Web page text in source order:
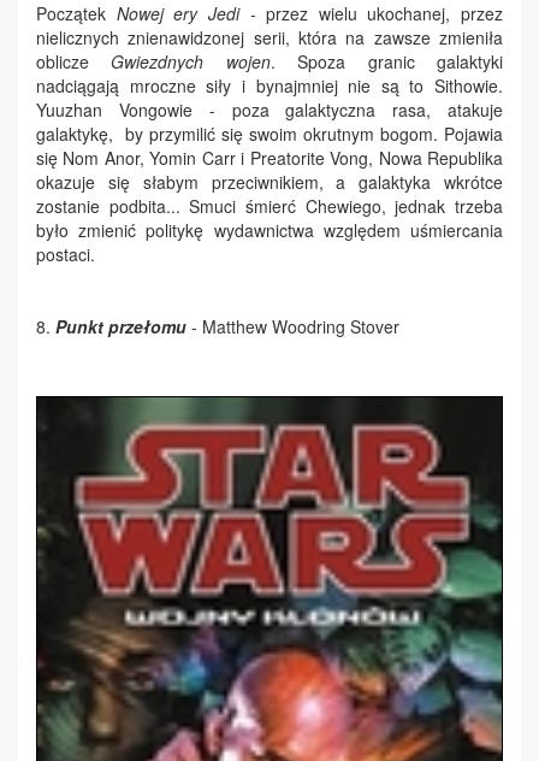
Początek Nowej ery Jedi- przez wielu ukochanej, przez
nielicznych znienawidzonej serii, która na zawsze zmieniła
obliczeGwiezdnych wojen. Spoza granic galaktyki
nadciągają mroczne siły i bynajmniej nie są to Sithowie.
Yuuzhan Vongowie - poza galaktyczna rasa, atakuje
galaktykę, by przymilić się swoim okrutnym bogom. Pojawia
się Nom Anor, Yomin Carr i Preatorite Vong, Nowa Republika
okazuje się słabym przeciwnikiem, a galaktyka wkrótce
zostanie podbita... Smuci śmierć Chewiego, jednak trzeba
było zmienić politykę wydawnictwa względem uśmiercania
postaci.
8. Punkt przełomu - Matthew Woodring Stover